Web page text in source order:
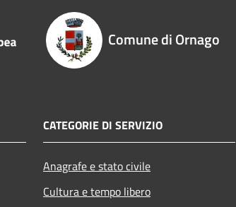
Comune di Ornago
CATEGORIE DI SERVIZIO
Anagrafe e stato civile
Cultura e tempo libero